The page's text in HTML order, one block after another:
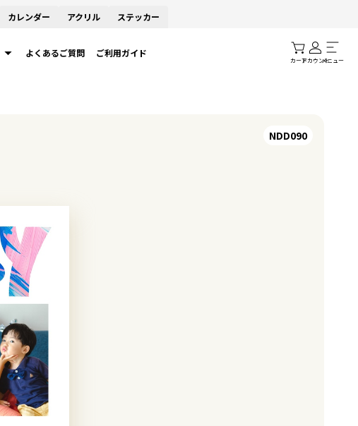
カレンダー アクリル ステッカー
よくあるご質問 ご利用ガイド
カートアカウントメニュー
NDD090